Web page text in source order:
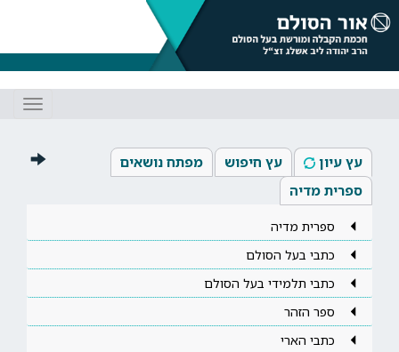
עץ עיון עץ חיפוש
מפתח נושאים
ספרית מדיה
ספרית מדיה
כתבי בעל הסולם
כתבי תלמידי בעל הסולם
ספר הזהר
כתבי הארי